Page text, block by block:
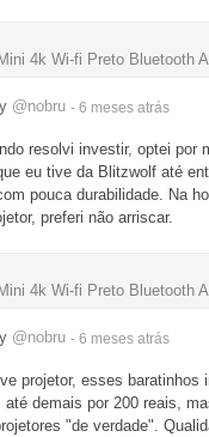
4k Wi-fi Preto Bluetooth
@nobru - 6 meses atrás
resolvi investir, optei por
eu tive da Blitzwolf até
pouca durabilidade. Na
preferi não arriscar.
4k Wi-fi Preto Bluetooth
@nobru - 6 meses atrás
projetor, esses baratinhos
até demais por 200 reais,
"de verdade".